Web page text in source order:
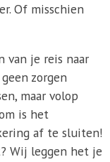
Of misschien
van je reis naar
zorgen
maar volop
is het
af te sluiten!
Wij leggen het je